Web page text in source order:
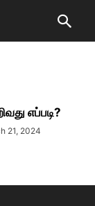
எப்படி?
21, 2024